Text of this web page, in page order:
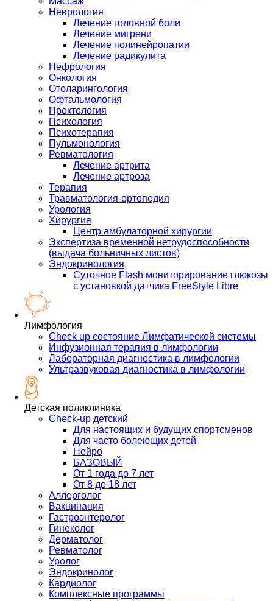
Неврология
Лечение головной боли
Лечение мигрени
Лечение полинейропатии
Лечение радикулита
Нефрология
Онкология
Отоларингология
Офтальмология
Проктология
Психология
Психотерапия
Пульмонология
Ревматология
Лечение артрита
Лечение артроза
Терапия
Травматология-ортопедия
Урология
Хирургия
Центр амбулаторной хирургии
Экспертиза временной нетрудоспособности
(выдача больничных листов)
Эндокринология
Суточное Flash мониторирование глюкозы
с установкой датчика FreeStyle Libre
Лимфология
Check up состояние Лимфатической системы
Инфузионная терапия в лимфологии
Лабораторная диагностика в лимфологии
Ультразвуковая диагностика в лимфологии
Детская поликлиника
Check-up детский
Для настоящих и будущих спортсменов
Для часто болеющих детей
Нейро
БАЗОВЫЙ
От 1 года до 7 лет
От 8 до 18 лет
Аллерголог
Вакцинация
Гастроэнтеролог
Гинеколог
Дерматолог
Ревматолог
Уролог
Эндокринолог
Кардиолог
Комплексные программы